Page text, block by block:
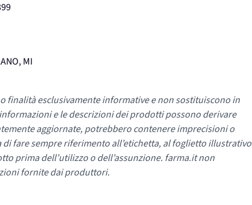
MI
esclusivamente informative e non sostituiscono in
e le descrizioni dei prodotti possono derivare
aggiornate, potrebbero contenere imprecisioni o
fare sempre riferimento all’etichetta, al foglietto illustrativo
prima dell’utilizzo o dell’assunzione. farma.it non
fornite dai produttori.